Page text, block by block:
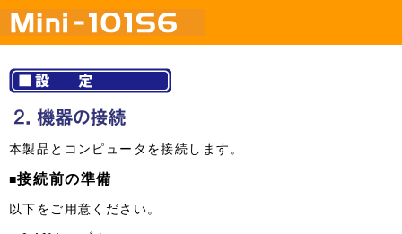
本製品とコンピュータを接続します。
■接続前の準備
以下をご用意ください。